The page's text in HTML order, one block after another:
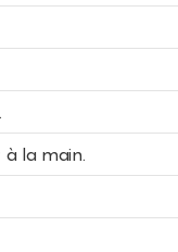
la main.